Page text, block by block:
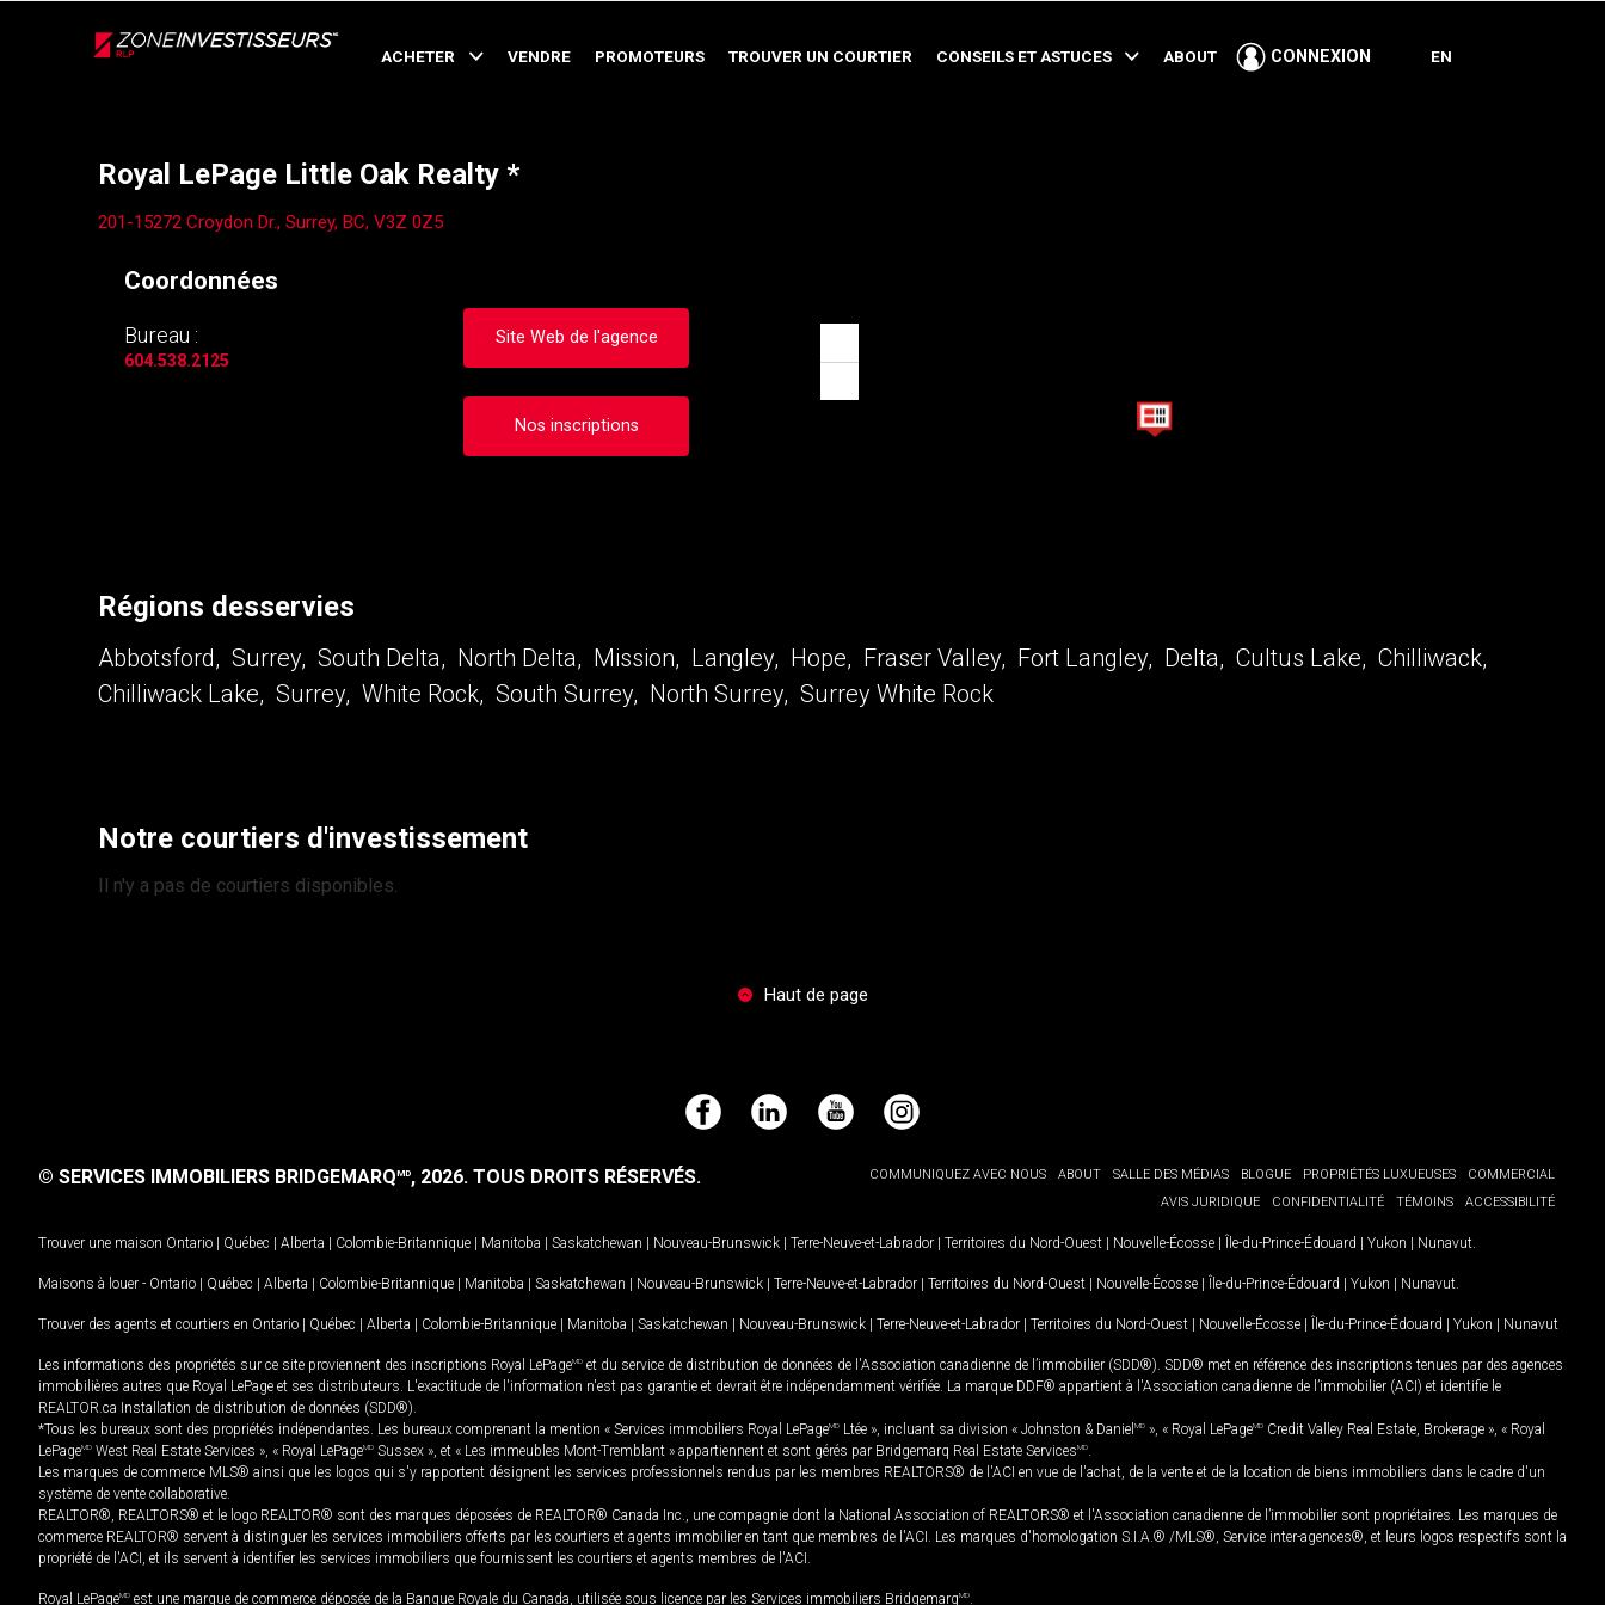
ACHETER VENDRE PROMOTEURS TROUVER UN COURTIER CONSEILS ET ASTUCES ABOUT CONNEXION EN
Retour
Royal LePage Little Oak Realty *
201-15272 Croydon Dr., Surrey, BC, V3Z 0Z5
Coordonnées
Bureau :
604.538.2125
Site Web de l'agence
Nos inscriptions
Régions desservies
Abbotsford, Surrey, South Delta, North Delta, Mission, Langley, Hope, Fraser Valley, Fort Langley, Delta, Cultus Lake, Chilliwack,
Chilliwack Lake, Surrey, White Rock, South Surrey, North Surrey, Surrey White Rock
Notre courtiers d'investissement
Il n'y a pas de courtiers disponibles.
Haut de page
FacebookLinkedIn YouTubeInstagram
COMMUNIQUEZ AVEC NOUS ABOUT SALLE DES MÉDIAS BLOGUE PROPRIÉTÉS LUXUEUSES
COMMERCIAL
AVIS JURIDIQUE
CONFIDENTIALITÉ TÉMOINS ACCESSIBILITÉ
© SERVICES IMMOBILIERS BRIDGEMARQMD, 2026. TOUS DROITS RÉSERVÉS.
Trouver une maison Ontario | Québec | Alberta | Colombie-Britannique | Manitoba | Saskatchewan | Nouveau-Brunswick | Terre-Neuve-et-Labrador | Territoires du Nord-Ouest | Nouvelle-Écosse | Île-du-Prince-Édouard | Yukon | Nunavut
Maisons à louer - Ontario | Québec | Alberta | Colombie-Britannique | Manitoba | Saskatchewan | Nouveau-Brunswick | Terre-Neuve-et-Labrador | Territoires du Nord-Ouest | Nouvelle-Écosse | Île-du-Prince-Édouard | Yukon | Nunavut
Trouver des agents et courtiers en Ontario | Québec | Alberta | Colombie-Britannique | Manitoba | Saskatchewan | Nouveau-Brunswick | Terre-Neuve-et-Labrador | Territoires du Nord-Ouest | Nouvelle-Écosse | Île-du-Prince-Édouard | Yukon | Nunavut
Les informations des propriétés sur ce site proviennent des inscriptions Royal LePageMD et du service de distribution de données de l'Association canadienne de l’immobilier (SDD®). SDD® met en référence des inscriptions tenues par des agences
immobilières autres que Royal LePage et ses distributeurs. L'exactitude de l'information n'est pas garantie et devrait être indépendamment vérifiée. La marque DDF® appartient à l'Association canadienne de l’immobilier (ACI) et identifie le
REALTOR.ca Installation de distribution de données (SDD®).
*Tous les bureaux sont des propriétés indépendantes. Les bureaux comprenant la mention « Services immobiliers Royal LePageMD Ltée », incluant sa division « Johnston & Daniel MD », « Royal LePageMD Credit Valley Real Estate, Brokerage », « Royal
LePageMD West Real Estate Services », « Royal LePageMD Sussex », et « Les immeubles Mont-Tremblant » appartiennent et sont gérés par Bridgemarq Real Estate ServicesMD
Les marques de commerce MLS® ainsi que les logos qui s'y rapportent désignent les services professionnels rendus par les membres REALTORS® de l'ACI en vue de l'achat, de la vente et de la location de biens immobiliers dans le cadre d'un
système de vente collaborative.
REALTOR®, REALTORS® et le logo REALTOR® sont des marques déposées de REALTOR® Canada Inc., une compagnie dont la National Association of REALTORS® et l'Association canadienne de l’immobilier sont propriétaires. Les marques de
commerce REALTOR® servent à distinguer les services immobiliers offerts par les courtiers et agents immobilier en tant que membres de l'ACI. Les marques d'homologation S.I.A.® /MLS®, Service inter-agences®, et leurs logos respectifs sont la
propriété de l'ACI, et ils servent à identifier les services immobiliers que fournissent les courtiers et agents membres de l'ACI.
Royal LePageMD est une marque de commerce déposée de la Banque Royale du Canada, utilisée sous licence par les Services immobiliers BridgemarqMD